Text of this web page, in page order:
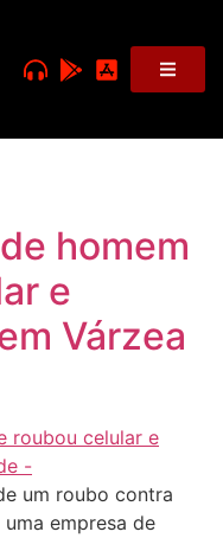
homem
e
Várzea
um roubo contra
empresa de